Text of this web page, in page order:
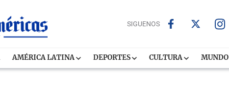
SIGUENOS
AMÉRICA LATINA DEPORTES CULTURA MUNDO